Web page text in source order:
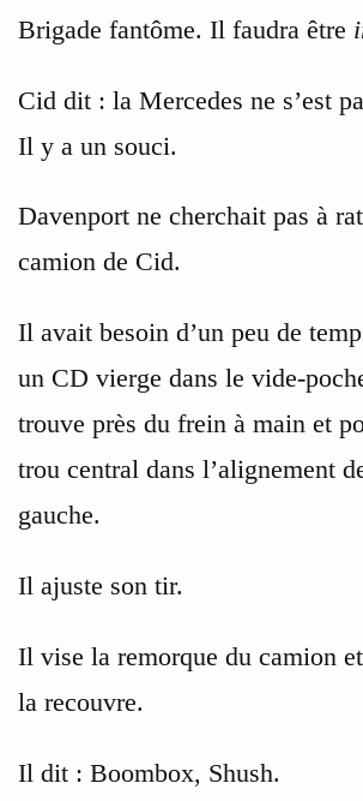
Brigade fantôme. Il faudra être
Cid dit : la Mercedes ne s’est
Il y a un souci.
Davenport ne cherchait pas à
camion de Cid.
Il avait besoin d’un peu de
un CD vierge dans le vide-
trouve près du frein à main et
trou central dans l’alignement
gauche.
Il ajuste son tir.
Il vise la remorque du camion
la recouvre.
Il dit : Boombox, Shush.